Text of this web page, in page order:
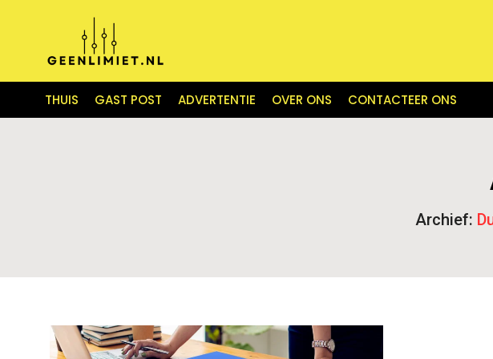
THUIS GAST POST ADVERTENTIE OVER ONS CONTACTEER ONS
Archief: